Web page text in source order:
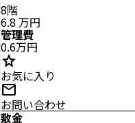
8階
6.8 万円
管理費
0.6万円
star
お気に入り
mail
お問い合わせ
敷金